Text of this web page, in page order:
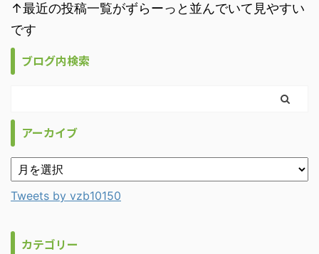
↑最近の投稿一覧がずらーっと並んでいて見やすい
です
ブログ内検索
アーカイブ
Tweets by vzb10150
カテゴリー